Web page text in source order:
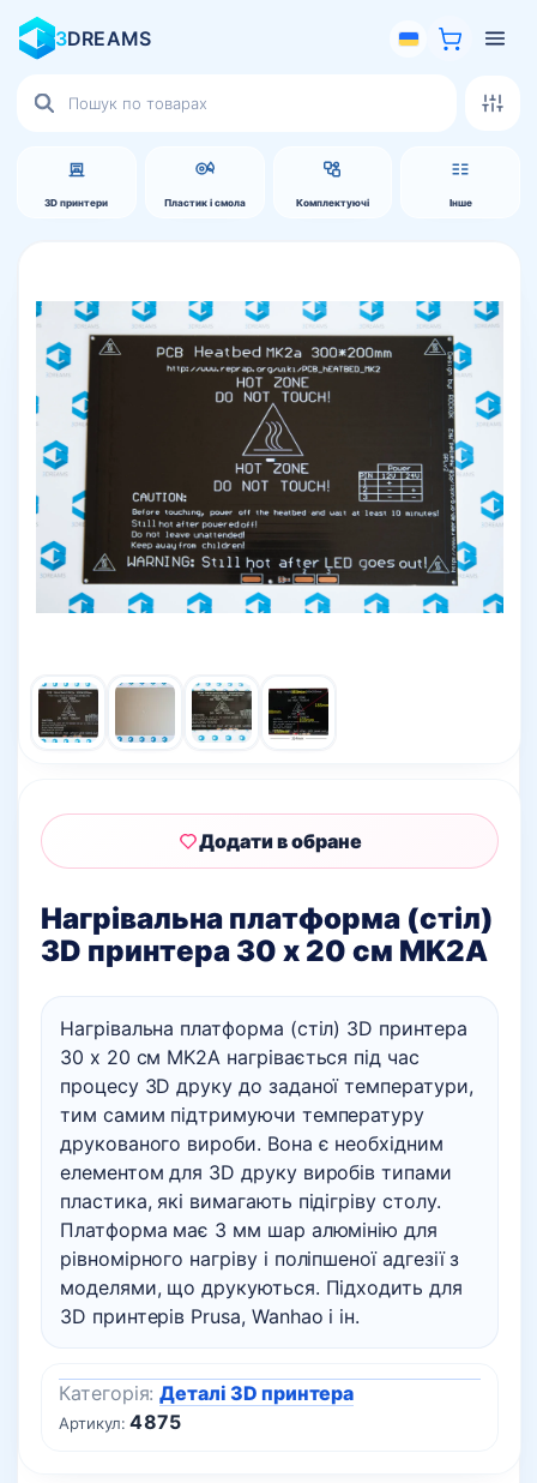
3DREAMS
3D принтери Пластик і смола Комплектуючі Інше
товарів
Нагрівальна платформа (стіл)
3D принтера 30 х 20 см MK2A
Нагрівальна платформа (стіл) 3D принтера
30 х 20 см MK2A нагрівається під час
процесу 3D друку до заданої температури,
тим самим підтримуючи температуру
друкованого вироби. Вона є необхідним
елементом для 3D друку виробів типами
пластика, які вимагають підігріву столу.
Платформа має 3 мм шар алюмінію для
рівномірного нагріву і поліпшеної адгезії з
моделями, що друкуються. Підходить для
3D принтерів Prusa, Wanhao і ін.
Додати в обране
Артикул:4875
Категорія:Деталі 3D принтера